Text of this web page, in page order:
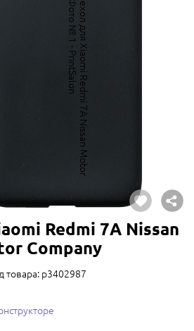
Redmi 7A Nissan
Company
товара: p3402987